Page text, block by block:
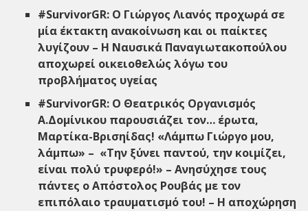
#SurvivorGR: Ο Γιώργος Λιανός προχωρά σε
μία έκτακτη ανακοίνωση και οι παίκτες
λυγίζουν – H Ναυσικά Παναγιωτακοπούλου
αποχωρεί οικειοθελώς λόγω του
προβλήματος υγείας
#SurvivorGR: O Θεατρικός Οργανισμός
Α.Δομίνικου παρουσιάζει τον… έρωτα,
Μαρτίκα-Βρισηίδας! «Λάμπω Γιώργο μου,
λάμπω» – «Την ξύνει παντού, την κοιμίζει,
είναι πολύ τρυφερό!» – Ανησύχησε τους
πάντες ο Απόστολος Ρουβάς με τον
επιπόλαιο τραυματισμό του! – H αποχώρηση